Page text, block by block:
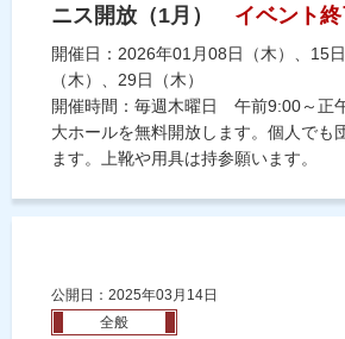
ニス開放（1月）
イベント終
開催日：2026年01月08日（木）、15
（木）、29日（木）
開催時間：毎週木曜日 午前9:00～正
大ホールを無料開放します。個人でも
ます。上靴や用具は持参願います。
公開日：2025年03月14日
全般